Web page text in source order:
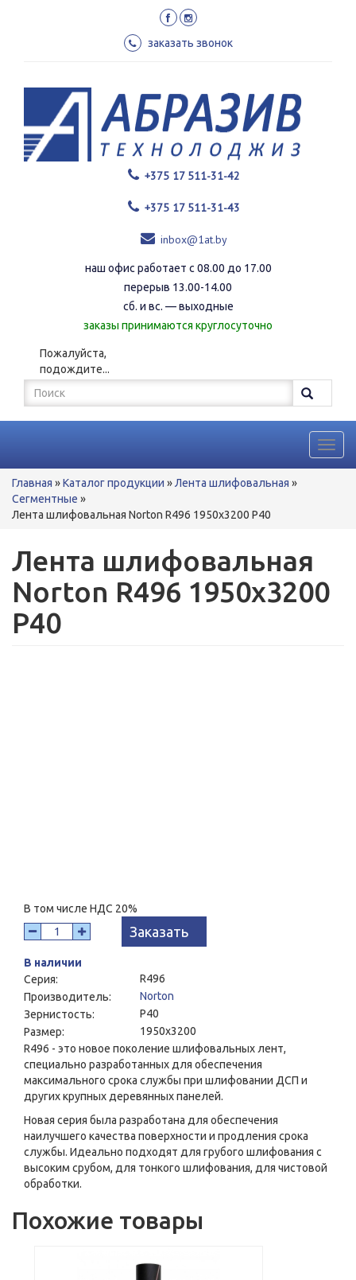
заказать звонок
+375 17 511-31-42
+375 17 511-31-43
inbox@1at.by
наш офис работает с 08.00 до 17.00
перерыв 13.00-14.00
сб. и вс. — выходные
заказы принимаются круглосуточно
Пожалуйста,
подождите...
Форма
поиска
Поиск
Вы
здесь
Главная »Каталог продукции »Лента шлифовальная »
Сегментные »
Лента шлифовальная Norton R496 1950x3200 P40
Лента шлифовальная
Norton R496 1950x3200
P40
В том числе НДС 20%
Заказать
В наличии
Серия:
R496
Производитель:
Norton
Зернистость:
P40
Размер:
1950x3200
R496 - это новое поколение шлифовальных лент,
специально разработанных для обеспечения
максимального срока службы при шлифовании ДСП и
других крупных деревянных панелей.
Новая серия была разработана для обеспечения
наилучшего качества поверхности и продления срока
службы. Идеально подходят для грубого шлифования с
высоким срубом, для тонкого шлифования, для чистовой
обработки.
Похожие товары